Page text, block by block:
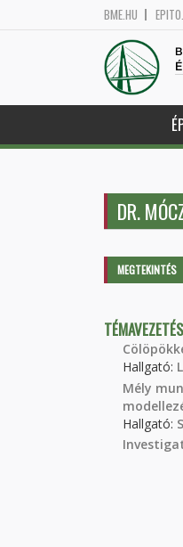
BME.HU
DR.
MEGTEKINTÉS
Hallgató:
Mély
Hallgató: